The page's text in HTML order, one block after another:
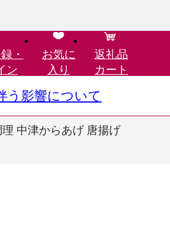
・
ン
お気に
入り
返礼品
カート
う影響について
中津からあげ 唐揚げ